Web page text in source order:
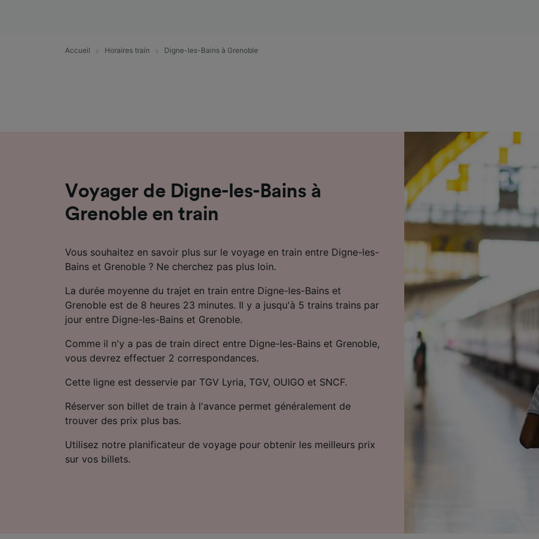
Accueil Horaires train Digne-les-Bains à Grenoble
Voyager de Digne-les-Bains à
Grenoble en train
Vous souhaitez en savoir plus sur le voyage en train entre Digne-les-
Bains et Grenoble ? Ne cherchez pas plus loin.
La durée moyenne du trajet en train entre Digne-les-Bains et
Grenoble est de 8 heures 23 minutes. Il y a jusqu'à 5 trains trains par
jour entre Digne-les-Bains et Grenoble.
Comme il n'y a pas de train direct entre Digne-les-Bains et Grenoble,
vous devrez effectuer 2 correspondances.
Cette ligne est desservie par TGV Lyria, TGV, OUIGO et SNCF.
Réserver son billet de train à l'avance permet généralement de
trouver des prix plus bas.
Utilisez notre planificateur de voyage pour obtenir les meilleurs prix
sur vos billets.